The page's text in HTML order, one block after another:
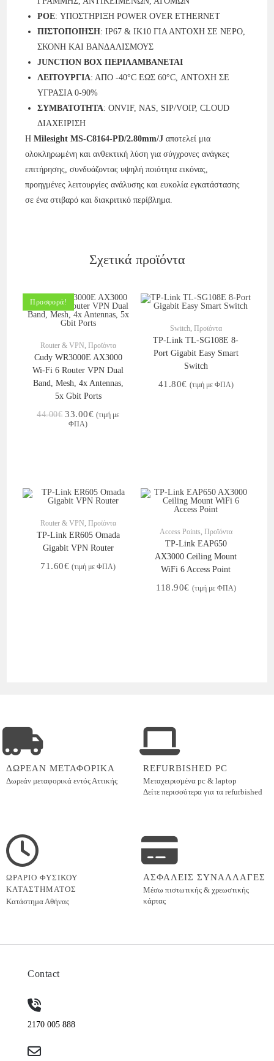
POE: ΥΠΟΣΤΗΡΙΞΗ POWER OVER ETHERNET
ΠΙΣΤΟΠΟΙΗΣΗ: IP67 & IK10 ΓΙΑ ΑΝΤΟΧΗ ΣΕ ΝΕΡΟ,
ΣΚΟΝΗ ΚΑΙ ΒΑΝΔΑΛΙΣΜΟΥΣ
JUNCTION BOX ΠΕΡΙΛΑΜΒΑΝΕΤΑΙ
ΛΕΙΤΟΥΡΓΙΑ: ΑΠΟ -40°C ΕΩΣ 60°C, ΑΝΤΟΧΗ ΣΕ
ΥΓΡΑΣΙΑ 0-90%
ΣΥΜΒΑΤΟΤΗΤΑ: ONVIF, NAS, SIP/VOIP, CLOUD
ΔΙΑΧΕΙΡΙΣΗ
ΗMilesight MS-C8164-PD/2.80mm/J αποτελεί μια
ολοκληρωμένη και ανθεκτική λύση για σύγχρονες ανάγκες
επιτήρησης, συνδυάζοντας υψηλή ποιότητα εικόνας,
προηγμένες λειτουργίες ανάλυσης και ευκολία εγκατάστασης
σε ένα στιβαρό και διακριτικό περίβλημα.
Σχετικά προϊόντα
Προσφορά!
Router & VPN, Προϊόντα
Cudy WR3000E AX3000
Wi-Fi 6 Router VPN Dual
Band, Mesh, 4x Antennas,
5x Gbit Ports
44.00€ 33.00€ (τιμή με
ΦΠΑ)
Switch, Προϊόντα
TP-Link TL-SG108E 8-
Port Gigabit Easy Smart
Switch
41.80€ (τιμή με ΦΠΑ)
Router & VPN Προϊόντα
TP-Link ER605 Omada
Gigabit VPN Router
71.60€ (τιμή με ΦΠΑ)
Access Points Προϊόντα
TP-Link EAP650
AX3000 Ceiling Mount
WiFi 6 Access Point
118.90€ (τιμή με ΦΠΑ)
ΔΩΡΕΑΝ ΜΕΤΑΦΟΡΙΚΑ
Δωρεάν μεταφορικά εντόςΑττικής
REFURBISHED PC
Μεταχειρισμένα pc & laptop
Δείτε περισσότερα για τα refurbished
ΩΡΑΡΙΟ ΦΥΣΙΚΟΥ
ΚΑΤΑΣΤΗΜΑΤΟΣ
Κατάστημα Αθήνας
ΑΣΦΑΛΕΙΣ ΣΥΝΑΛΛΑΓΕΣ
Μέσω πιστωτικής & χρεωστικής
κάρτας
Contact
2170 005 888